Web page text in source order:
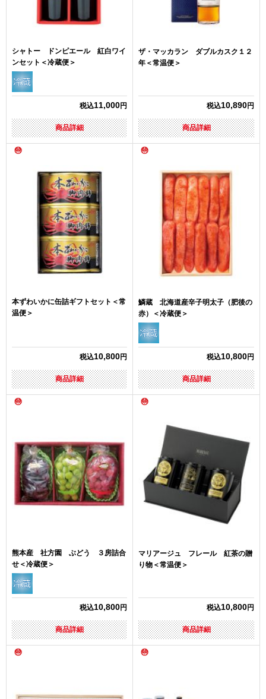
シャトー ドンピエール 紅白ワイ
ンセット＜冷蔵便＞
税込11,000円
商品詳細
ザ・マッカラン ダブルカスク１２
年＜常温便＞
税込10,890円
商品詳細
本ずわいかに缶詰ギフトセット＜常
温便＞
税込10,800円
商品詳細
鱗蔵 北海道産辛子明太子（肥後の
赤）＜冷蔵便＞
税込10,800円
商品詳細
熊本産 社方園 ぶどう ３房詰合
せ＜冷蔵便＞
税込10,800円
商品詳細
マリアージュ フレール 紅茶の贈
り物＜常温便＞
税込10,800円
商品詳細